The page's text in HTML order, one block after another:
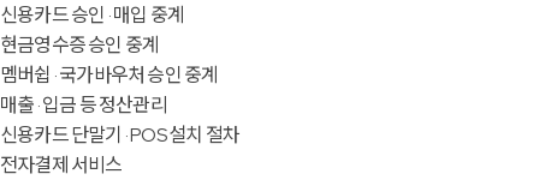
신용카드 승인 · 매입 중계
현금영수증 승인 중계
멤버쉽 · 국가바우처 승인 중계
매출 · 입금 등 정산관리
신용카드 단말기 · POS 설치 절차
전자결제 서비스